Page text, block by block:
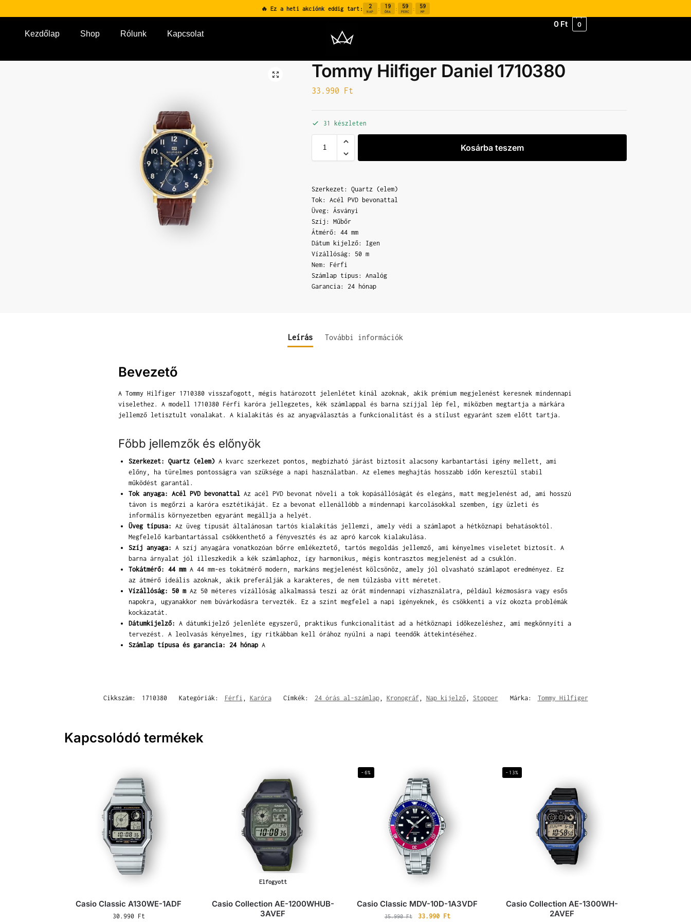
🔥 Ez a heti akciónk eddig tart: 2
NAP : 19
ÓRA : 59
PERC : 58
MP
Kezdőlap Shop Rólunk Kapcsolat
0 Ft 0
Tommy Hilfiger Daniel 1710380
33.990 Ft
31 készleten
Kosárba teszem
Szerkezet: Quartz (elem)
Tok: Acél PVD bevonattal
Üveg: Ásványi
Szíj: Műbőr
Átmérő: 44 mm
Dátum kijelző: Igen
Vízállóság: 50 m
Nem: Férfi
Számlap típus: Analóg
Garancia: 24 hónap
Leírás További információk
Bevezető
A Tommy Hilfiger 1710380 visszafogott, mégis határozott jelenlétet kínál azoknak, akik prémium megjelenést keresnek mindennapi
viselethez. A modell 1710380 Férfi karóra jellegzetes, kék számlappal és barna szíjjal lép fel, miközben megtartja a márkára
jellemző letisztult vonalakat. A kialakítás és az anyagválasztás a funkcionalitást és a stílust egyaránt szem előtt tartja.
Főbb jellemzők és előnyök
Szerkezet: Quartz (elem)A kvarc szerkezet pontos, megbízható járást biztosít alacsony karbantartási igény mellett, ami
előny, ha türelmes pontosságra van szüksége a napi használatban. Az elemes meghajtás hosszabb időn keresztül stabil
működést garantál.
Tok anyaga: Acél PVD bevonattalAz acél PVD bevonat növeli a tok kopásállóságát és elegáns, matt megjelenést ad, ami hosszú
távon is megőrzi a karóra esztétikáját. Ez a bevonat ellenállóbb a mindennapi karcolásokkal szemben, így üzleti és
informális környezetben egyaránt megállja a helyét.
Üveg típusa: Az üveg típusát általánosan tartós kialakítás jellemzi, amely védi a számlapot a hétköznapi behatásoktól.
Megfelelő karbantartással csökkenthető a fényvesztés és az apró karcok kialakulása.
Szíj anyaga: A szíj anyagára vonatkozóan bőrre emlékeztető, tartós megoldás jellemző, ami kényelmes viseletet biztosít. A
barna árnyalat jól illeszkedik a kék számlaphoz, így harmonikus, mégis kontrasztos megjelenést ad a csuklón.
Tokátmérő: 44 mmA 44 mm-es tokátmérő modern, markáns megjelenést kölcsönöz, amely jól olvasható számlapot eredményez. Ez
az átmérő ideális azoknak, akik preferálják a karakteres, de nem túlzásba vitt méretet.
Vízállóság: 50 mAz 50 méteres vízállóság alkalmassá teszi az órát mindennapi vízhasználatra, például kézmosásra vagy esős
napokra, ugyanakkor nem búvárkodásra tervezték. Ez a szint megfelel a napi igényeknek, és csökkenti a víz okozta problémák
kockázatát.
Dátumkijelző: A dátumkijelző jelenléte egyszerű, praktikus funkcionalitást ad a hétköznapi időkezeléshez, ami megkönnyíti a
tervezést. A leolvasás kényelmes, így ritkábban kell órához nyúlni a napi teendők áttekintéséhez.
Számlap típusa és garancia: 24 hónapA
Cikkszám: 1710380 Kategóriák: Férfi Karóra Címkék: 24 órás al-számlap, Kronográf, Nap kijelző, Stopper Márka: Tommy Hilfiger
Kapcsolódó termékek
Casio Classic A130WE-1ADF
30.990 Ft
Elfogyott
Casio Collection AE-1200WHUB-
3AVEF
-6%
Casio Classic MDV-10D-1A3VDF
35.990Ft 33.990 Ft
-13%
Casio Collection AE-1300WH-
2AVEF